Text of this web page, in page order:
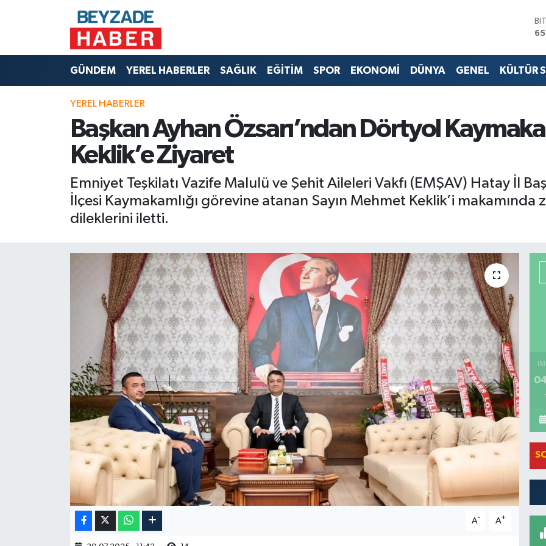
GÜNDEM YEREL HABERLER SAĞLIK EĞİTİM SPOR EKONOMİ DÜNYA GENEL KÜLTÜR
YEREL HABERLER
Başkan Ayhan Özsarı’ndan Dörtyol
Keklik’e Ziyaret
Emniyet Teşkilatı Vazife Malulü ve Şehit Aileleri Vakfı (EMŞAV) Hatay İl
İlçesi Kaymakamlığı görevine atanan Sayın Mehmet Keklik’i makamında
dileklerini iletti.
A- A+
Hava Durumu
Trafik Durumu
Süper Lig Puan Durumu ve Fikstür
Tüm Manşetler
Haber Arşivi